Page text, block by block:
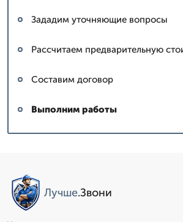
Зададим уточняющие вопросы
Рассчитаем предварительную
Составим договор
Выполним работы
Лучше.Звони